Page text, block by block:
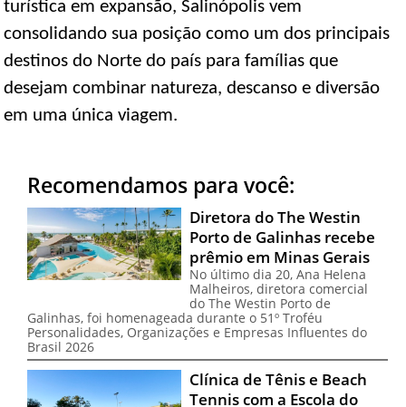
turística em expansão, Salinópolis vem
consolidando sua posição como um dos principais
destinos do Norte do país para famílias que
desejam combinar natureza, descanso e diversão
em uma única viagem.
Recomendamos para você:
Diretora do The Westin
Porto de Galinhas recebe
prêmio em Minas Gerais
No último dia 20, Ana Helena
Malheiros, diretora comercial
do The Westin Porto de
Galinhas, foi homenageada durante o 51º Troféu
Personalidades, Organizações e Empresas Influentes do
Brasil 2026
Clínica de Tênis e Beach
Tennis com a Escola do